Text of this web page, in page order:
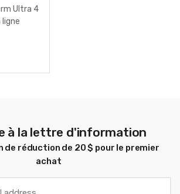
Ultra 4
ligne
à la lettre d'information
de réduction de 20 $ pour le premier
achat